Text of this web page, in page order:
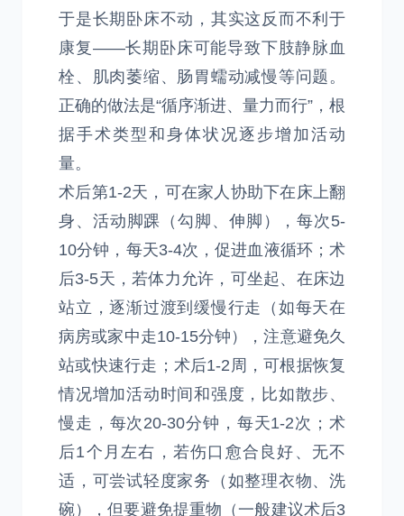
于是长期卧床不动，其实这反而不利于
康复——长期卧床可能导致下肢静脉血
栓、肌肉萎缩、肠胃蠕动减慢等问题。
正确的做法是“循序渐进、量力而行”，根
据手术类型和身体状况逐步增加活动
量。
术后第1-2天，可在家人协助下在床上翻
身、活动脚踝（勾脚、伸脚），每次5-
10分钟，每天3-4次，促进血液循环；术
后3-5天，若体力允许，可坐起、在床边
站立，逐渐过渡到缓慢行走（如每天在
病房或家中走10-15分钟），注意避免久
站或快速行走；术后1-2周，可根据恢复
情况增加活动时间和强度，比如散步、
慢走，每次20-30分钟，每天1-2次；术
后1个月左右，若伤口愈合良好、无不
适，可尝试轻度家务（如整理衣物、洗
碗），但要避免提重物（一般建议术后3